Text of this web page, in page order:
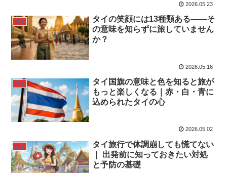
2026.05.23
タイ
タイの笑顔には13種類ある——そ
の意味を知らずに旅していません
か？
2026.05.16
タイ
タイ国旗の意味と色を知ると旅が
もっと楽しくなる｜赤・白・青に
込められたタイの心
2026.05.02
タイ
タイ旅行で体調崩しても慌てない
｜ 出発前に知っておきたい対処
と予防の基礎